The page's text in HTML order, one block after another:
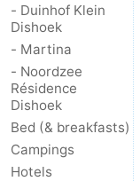
- Duinhof Klein
Dishoek
- Martina
- Noordzee
Résidence
Dishoek
Bed (& breakfasts)
Campings
Hotels